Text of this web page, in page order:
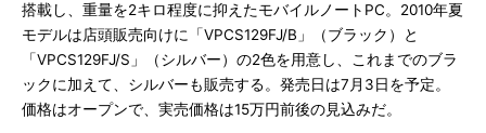
搭載し、重量を2キロ程度に抑えたモバイルノートPC。2010年夏
モデルは店頭販売向けに「VPCS129FJ/B」（ブラック）と
「VPCS129FJ/S」（シルバー）の2色を用意し、これまでのブラ
ックに加えて、シルバーも販売する。発売日は7月3日を予定。
価格はオープンで、実売価格は15万円前後の見込みだ。